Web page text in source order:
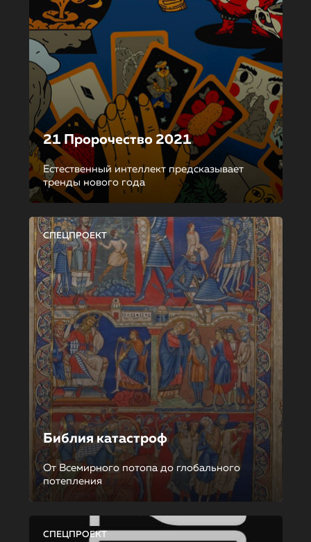
21 Пророчество 2021
Естественный интеллект предсказывает
тренды нового года
СПЕЦПРОЕКТ
Библия катастроф
От Всемирного потопа до глобального
потепления
СПЕЦПРОЕКТ